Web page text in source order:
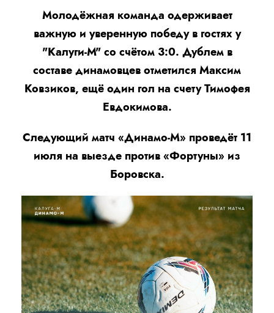
Молодёжная команда одерживает
важную и уверенную победу в гостях у
"Калуги-М" со счётом 3:0. Дублем в
составе динамовцев отметился Максим
Ковзиков, ещё один гол на счету Тимофея
Евдокимова.
Следующий матч «Динамо-М» проведёт 11
июля на выезде против «Фортуны» из
Боровска.